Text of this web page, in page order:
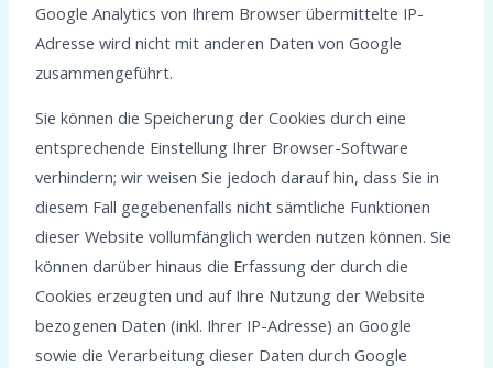
Google Analytics von Ihrem Browser übermittelte IP-
Adresse wird nicht mit anderen Daten von Google
zusammengeführt.
Sie können die Speicherung der Cookies durch eine
entsprechende Einstellung Ihrer Browser-Software
verhindern; wir weisen Sie jedoch darauf hin, dass Sie in
diesem Fall gegebenenfalls nicht sämtliche Funktionen
dieser Website vollumfänglich werden nutzen können. Sie
können darüber hinaus die Erfassung der durch die
Cookies erzeugten und auf Ihre Nutzung der Website
bezogenen Daten (inkl. Ihrer IP-Adresse) an Google
sowie die Verarbeitung dieser Daten durch Google